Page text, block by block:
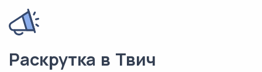
Раскрутка в Твич